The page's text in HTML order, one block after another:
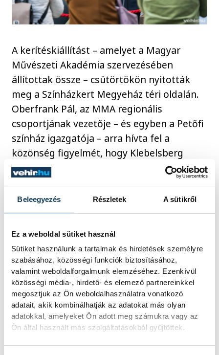
Beleegyezés Részletek A sütikről
Ez a weboldal sütiket használ
Sütiket használunk a tartalmak és hirdetések személyre
szabásához, közösségi funkciók biztosításához,
valamint weboldalforgalmunk elemzéséhez. Ezenkívül
közösségi média-, hirdető- és elemező partnereinkkel
megosztjuk az Ön weboldalhasználatra vonatkozó
adatait, akik kombinálhatják az adatokat más olyan
adatokkal, amelyeket Ön adott meg számukra vagy az
Ön által használt más szolgáltatásokból gyűjtöttek.
A kerítéskiállítást – amelyet a Magyar
Művészeti Akadémia szervezésében
állítottak össze – csütörtökön nyitották
meg a Színházkert Megyeház téri oldalán.
Oberfrank Pál, az MMA regionális
csoportjának vezetője – és egyben a Petőfi
színház igazgatója – arra hívta fel a
közönség figyelmét, hogy Klebelsberg
jubileumi évében a színház is megeleveníti
az egykori miniszter alakját a Latinovits-
Bujtor Játékszínben látható,
Árnyéksors
című színműben.
A miniszter munkásságát Szollár Péter, a
Klebelsberg-kastély igazgatója méltatta,
aki igazi államférfinek, a mai kor politikusai
számára követendő példának nevezte
Klebelsberget. A rövid megnyitó
ünnepségen felszólalt Ovádi Péter
parlamenti képviselő is, aki rámutatott:
nagy elődeink örökségének